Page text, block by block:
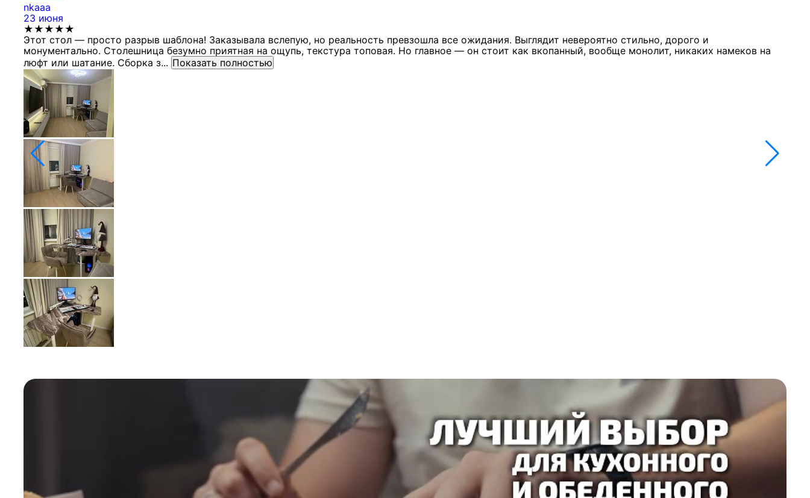
nkaaa
23 июня
★★★★★
Этот стол — просто разрыв шаблона! Заказывала вслепую, но реальность превзошла все ожидания. Выглядит невероятно стильно, дорого и
монументально. Столешница безумно приятная на ощупь, текстура топовая. Но главное — он стоит как вкопанный, вообще монолит, никаких намеков на
люфт или шатание. Сборка з... Показать полностью